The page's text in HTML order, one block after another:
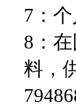
7：
8：
料，